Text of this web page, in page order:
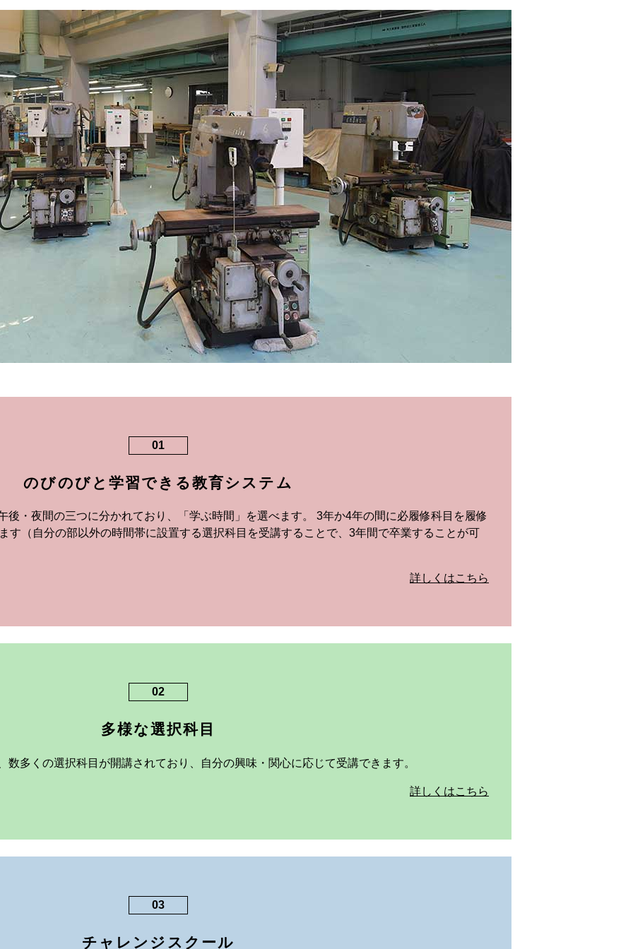
01
のびのびと学習できる教育システム
後・夜間の三つに分かれており、「学ぶ時間」を選べます。 3年か4年の間に必履修科目を履修
す（自分の部以外の時間帯に設置する選択科目を受講することで、3年間で卒業することが可
詳しくはこちら
02
多様な選択科目
数多くの選択科目が開講されており、自分の興味・関心に応じて受講できます。
詳しくはこちら
03
チャレンジスクール